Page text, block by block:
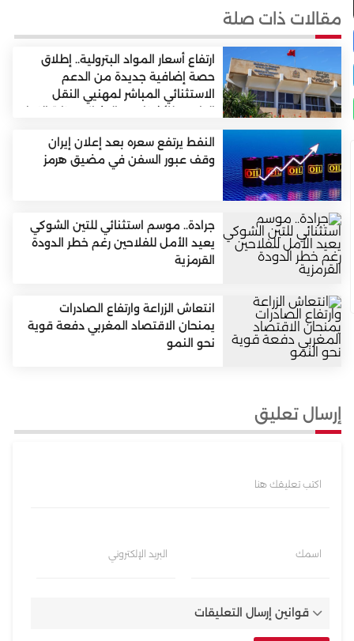
مقالات ذات صلة
ارتفاع أسعار المواد البترولية.. إطلاق
حصة إضافية جديدة من الدعم
الاستثنائي المباشر لمهنيي النقل
الطرقي للأشخاص والبضائع (وزارة النقل
النفط يرتفع سعره بعد إعلان إيران
وقف عبور السفن في مضيق هرمز
جرادة.. موسم استثنائي للتين الشوكي
يعيد الأمل للفلاحين رغم خطر الدودة
القرمزية
انتعاش الزراعة وارتفاع الصادرات
يمنحان الاقتصاد المغربي دفعة قوية
نحو النمو
إرسال تعليق
اكتب تعليقك هنا
اسمك البريد الإلكتروني
قوانين إرسال التعليقات